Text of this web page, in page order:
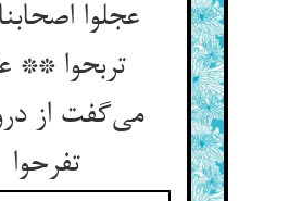
عجلوا
تربحوا **
می‌گفت از
تفرحوا